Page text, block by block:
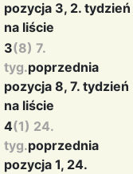
pozycja 3, 2. tydzień
na liście
3(8) 7.
tyg.poprzednia
pozycja 8, 7. tydzień
na liście
4(1) 24.
tyg.poprzednia
pozycja 1, 24.